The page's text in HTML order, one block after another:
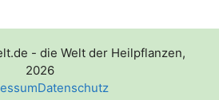
- die Welt der Heilpflanzen,
2026
Datenschutz